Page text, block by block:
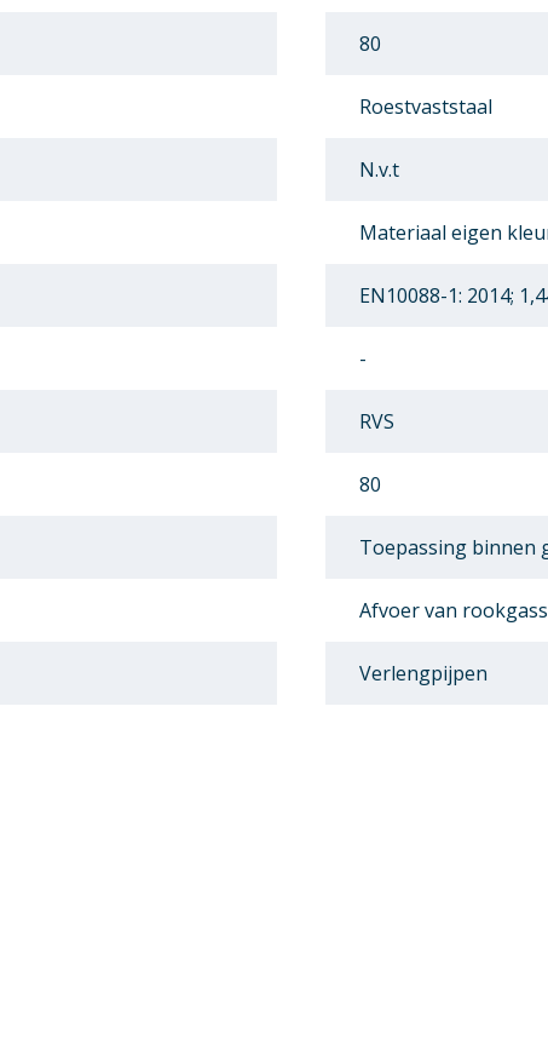
80
Roestvaststaal
N.v.t
Materiaal eigen
EN10088-1: 2014;
-
RVS
80
Toepassing binnen
Afvoer van
Verlengpijpen